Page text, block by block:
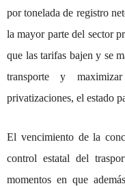
por tonelada de registro
la mayor parte del sector
que las tarifas bajen y se
transporte y
privatizaciones, el estado
El vencimiento de la
control estatal del
momentos en que